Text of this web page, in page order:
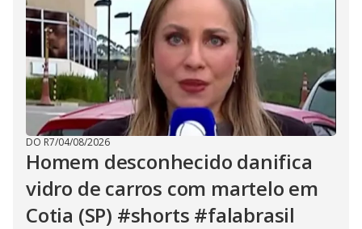
DO R7/04/08/2026
Homem desconhecido danifica
vidro de carros com martelo em
Cotia (SP) #shorts #falabrasil